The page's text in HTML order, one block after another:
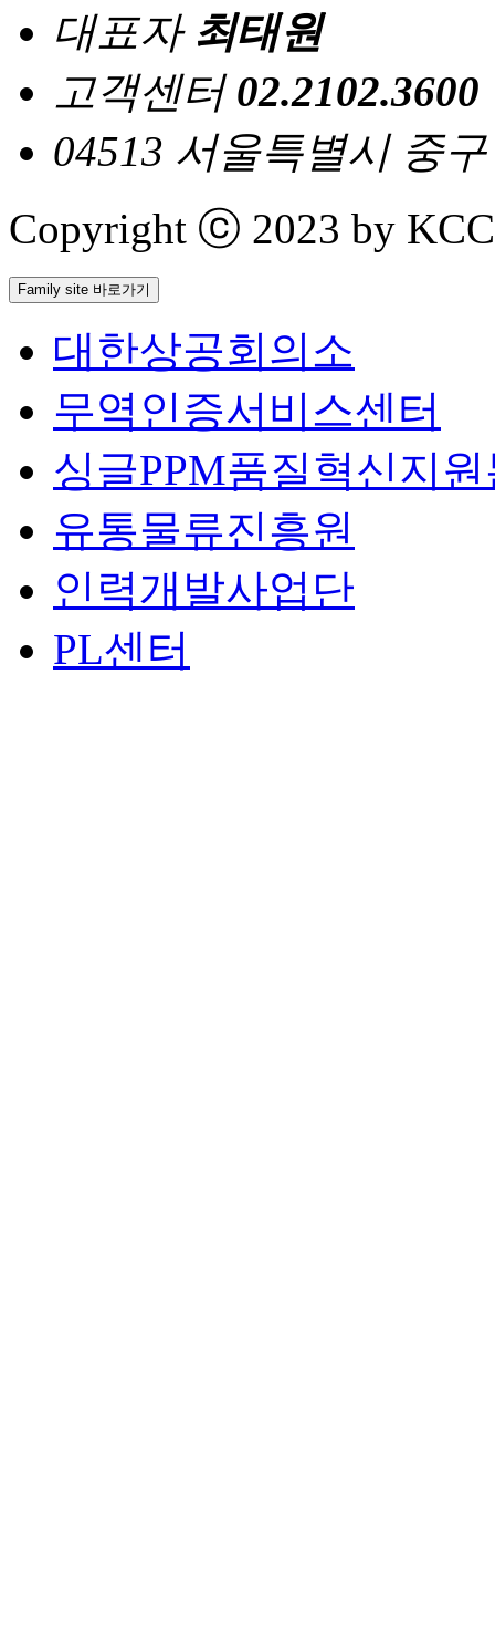
대표자 최태원
고객센터 02.2102.3600
04513 서울특별시 중
Copyright ⓒ 2023 by
Family site 바로가기
대한상공회의소
무역인증서비스센터
싱글PPM품질혁신지
유통물류진흥원
인력개발사업단
PL센터